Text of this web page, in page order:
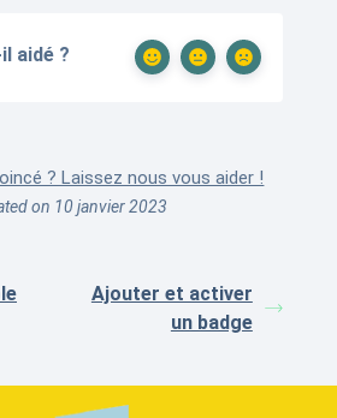
aidé ?
? Laissez nous vous aider !
on 10 janvier 2023
Ajouter et activer
un badge